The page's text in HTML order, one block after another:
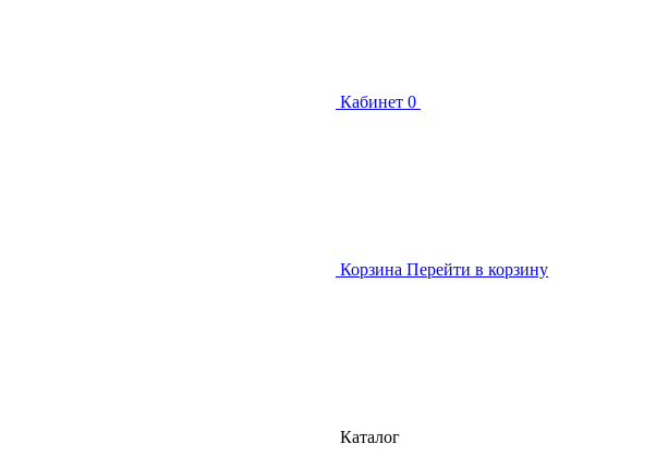
Кабинет 0
Корзина Перейти в корзину
Каталог